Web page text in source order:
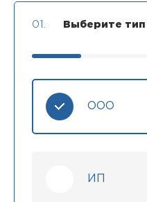
01. Выберите
ООО
ИП